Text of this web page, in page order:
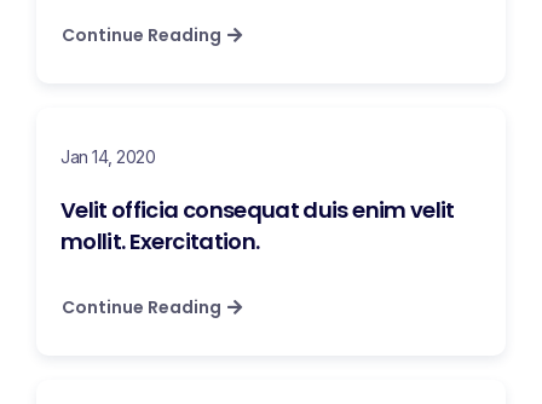
Continue Reading
Jan 14, 2020
Velit officia consequat duis enim velit
mollit. Exercitation.
Continue Reading